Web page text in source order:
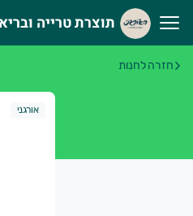
תוצרת טרייה
האורגני מטפח מעגל חקלאים
תוצרת טרייה
חזרה לחנות
אורגני